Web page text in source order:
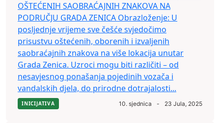
OŠTEĆENIH SAOBRAĆAJNIH ZNAKOVA NA
PODRUČJU GRADA ZENICA Obrazloženje: U
posljednje vrijeme sve češće svjedočimo
prisustvu oštećenih, oborenih i izvaljenih
saobraćajnih znakova na više lokacija unutar
Grada Zenica. Uzroci mogu biti različiti – od
nesavjesnog ponašanja pojedinih vozača i
vandalskih djela, do prirodne dotrajalosti...
INICIJATIVA 10. sjednica - 23 Jula, 2025